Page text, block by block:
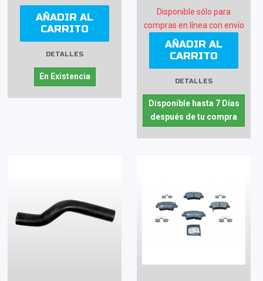
AÑADIR AL
CARRITO
DETALLES
En Existencia
Disponible sólo para
compras en línea con envío
AÑADIR AL
CARRITO
DETALLES
Disponible hasta 7 Días
después de tu compra